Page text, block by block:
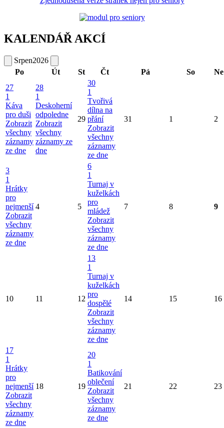
KALENDÁŘ AKCÍ
Srpen2026
Po
Út St Čt Pá So
Ne
27
1
Káva
pro duši
Zobrazit
všechny
záznamy
ze dne
28
1
Deskoherní
odpoledne
Zobrazit
všechny
záznamy ze
dne
29
30
1
Tvořivá
dílna na
přání
Zobrazit
všechny
záznamy
ze dne
31 1 2
3
1
Hrátky
pro
nejmenší
Zobrazit
všechny
záznamy
ze dne
4 5
6
1
Turnaj v
kuželkách
pro
mládež
Zobrazit
všechny
záznamy
ze dne
7 8 9
10 11 12
13
1
Turnaj v
kuželkách
pro
dospělé
Zobrazit
všechny
záznamy
ze dne
14 15 16
17
1
Hrátky
pro
nejmenší
Zobrazit
všechny
záznamy
ze dne
18 19
20
1
Batikování
oblečení
Zobrazit
všechny
záznamy
ze dne
21 22 23